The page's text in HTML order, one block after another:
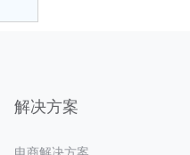
解决方案